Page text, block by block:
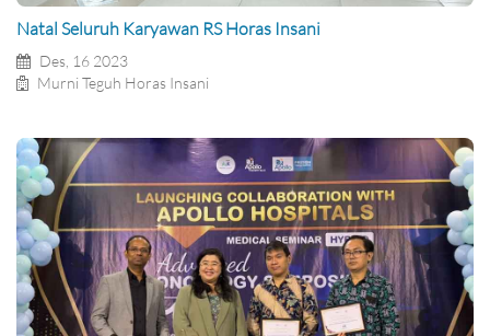
Natal Seluruh Karyawan RS Horas Insani
Des, 16 2023
Murni Teguh Horas Insani